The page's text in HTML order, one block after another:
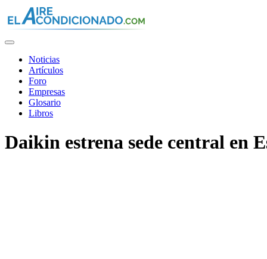
al
contenido
principal
Noticias
Artículos
Foro
Empresas
Glosario
Libros
Daikin estrena sede central en